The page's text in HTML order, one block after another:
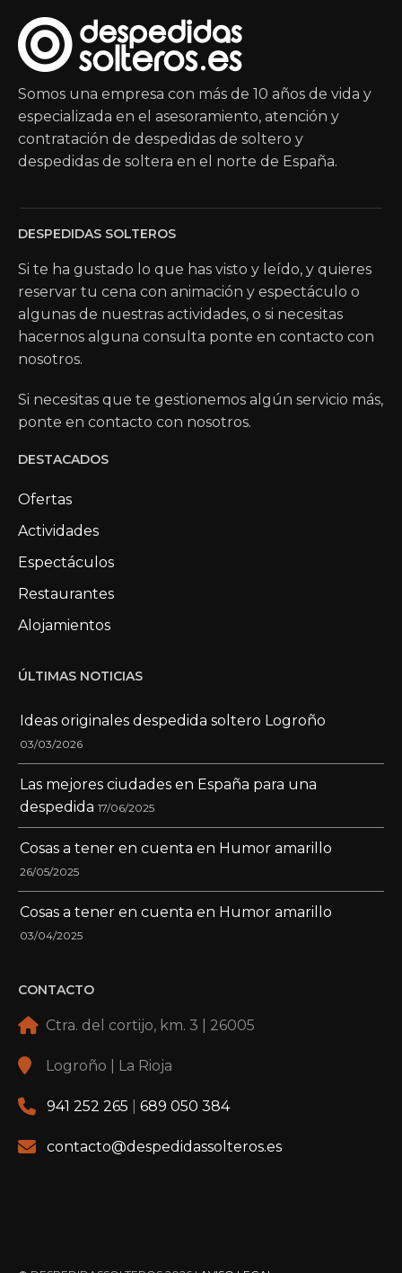
Somos una empresa con más de 10 años de vida y
especializada en el asesoramiento, atención y
contratación de despedidas de soltero y
despedidas de soltera en el norte de España.
DESPEDIDAS SOLTEROS
Si te ha gustado lo que has visto y leído, y quieres
reservar tu cena con animación y espectáculo o
algunas de nuestras actividades, o si necesitas
hacernos alguna consulta ponte en contacto con
nosotros.
Si necesitas que te gestionemos algún servicio más,
ponte en contacto con nosotros.
DESTACADOS
Ofertas
Actividades
Espectáculos
Restaurantes
Alojamientos
ÚLTIMAS NOTICIAS
Ideas originales despedida soltero Logroño
03/03/2026
Las mejores ciudades en España para una
despedida 17/06/2025
Cosas a tener en cuenta en Humor amarillo
26/05/2025
Cosas a tener en cuenta en Humor amarillo
03/04/2025
CONTACTO
Ctra. del cortijo, km. 3 | 26005
Logroño | La Rioja
941 252 265 689 050 384
contacto@despedidassolteros.es